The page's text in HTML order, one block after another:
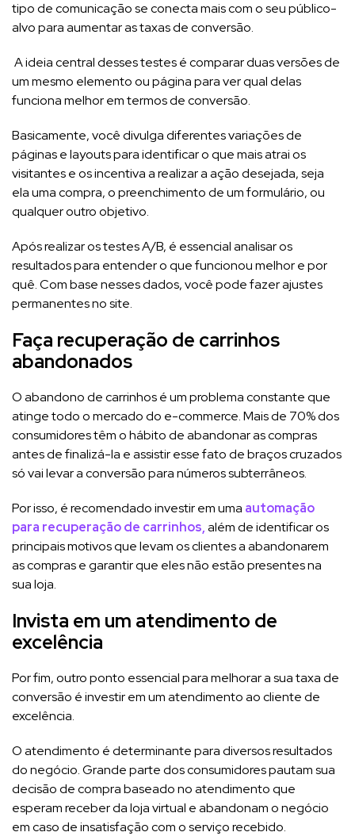
tipo de comunicação se conecta mais com o seu público-
alvo para aumentar as taxas de conversão.
A ideia central desses testes é comparar duas versões de
um mesmo elemento ou página para ver qual delas
funciona melhor em termos de conversão.
Basicamente, você divulga diferentes variações de
páginas e layouts para identificar o que mais atrai os
visitantes e os incentiva a realizar a ação desejada, seja
ela uma compra, o preenchimento de um formulário, ou
qualquer outro objetivo.
Após realizar os testes A/B, é essencial analisar os
resultados para entender o que funcionou melhor e por
quê. Com base nesses dados, você pode fazer ajustes
permanentes no site.
Faça recuperação de carrinhos
abandonados
O abandono de carrinhos é um problema constante que
atinge todo o mercado do e-commerce. Mais de 70% dos
consumidores têm o hábito de abandonar as compras
antes de finalizá-la e assistir esse fato de braços cruzados
só vai levar a conversão para números subterrâneos.
Por isso, é recomendado investir em uma automação
para recuperação de carrinhos,além de identificar os
principais motivos que levam os clientes a abandonarem
as compras e garantir que eles não estão presentes na
sua loja.
Invista em um atendimento de
excelência
Por fim, outro ponto essencial para melhorar a sua taxa de
conversão é investir em um atendimento ao cliente de
excelência.
O atendimento é determinante para diversos resultados
do negócio. Grande parte dos consumidores pautam sua
decisão de compra baseado no atendimento que
esperam receber da loja virtual e abandonam o negócio
em caso de insatisfação com o serviço recebido.